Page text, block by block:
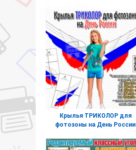
Крылья ТРИКОЛОР для
фотозоны на День России